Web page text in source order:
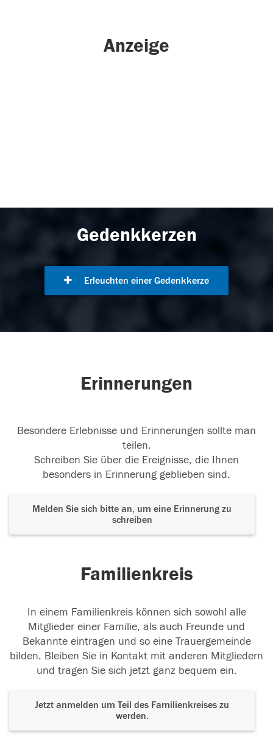
Anzeige
Gedenkkerzen
Erleuchten einer Gedenkkerze
Erinnerungen
Besondere Erlebnisse und Erinnerungen sollte man
teilen.
Schreiben Sie über die Ereignisse, die Ihnen
besonders in Erinnerung geblieben sind.
Melden Sie sich bitte an, um eine Erinnerung zu
schreiben
Familienkreis
In einem Familienkreis können sich sowohl alle
Mitglieder einer Familie, als auch Freunde und
Bekannte eintragen und so eine Trauergemeinde
bilden. Bleiben Sie in Kontakt mit anderen Mitgliedern
und tragen Sie sich jetzt ganz bequem ein.
Jetzt anmelden um Teil des Familienkreises zu
werden.